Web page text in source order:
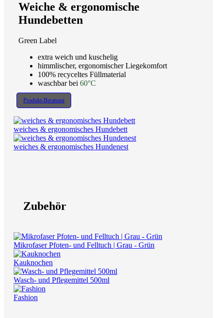
Weiche & ergonomische
Hundebetten
Green Label
extra weich und kuschelig
himmlischer, ergonomischer Liegekomfort
100% recyceltes Füllmaterial
waschbar bei 60°C
Produkt-Beratung
weiches & ergonomisches Hundebett
weiches & ergonomisches Hundenest
Zubehör
Mikrofaser Pfoten- und Felltuch | Grau - Grün
Kauknochen
Wasch- und Pflegemittel 500ml
Fashion